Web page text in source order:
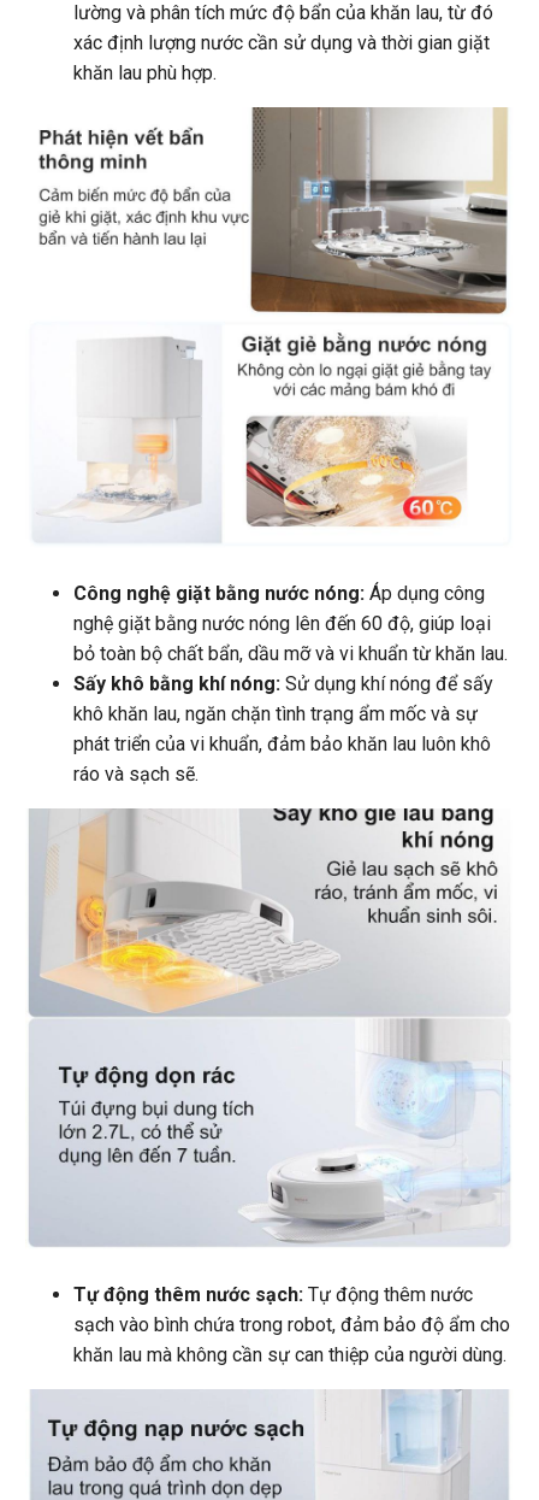
lường và phân tích mức độ bẩn của khăn lau, từ đó
xác định lượng nước cần sử dụng và thời gian giặt
khăn lau phù hợp.
Công nghệ giặt bằng nước nóng: Áp dụng công
nghệ giặt bằng nước nóng lên đến 60 độ, giúp loại
bỏ toàn bộ chất bẩn, dầu mỡ và vi khuẩn từ khăn lau.
Sấy khô bằng khí nóng: Sử dụng khí nóng để sấy
khô khăn lau, ngăn chặn tình trạng ẩm mốc và sự
phát triển của vi khuẩn, đảm bảo khăn lau luôn khô
ráo và sạch sẽ.
Tự động thêm nước sạch: Tự động thêm nước
sạch vào bình chứa trong robot, đảm bảo độ ẩm cho
khăn lau mà không cần sự can thiệp của người dùng.